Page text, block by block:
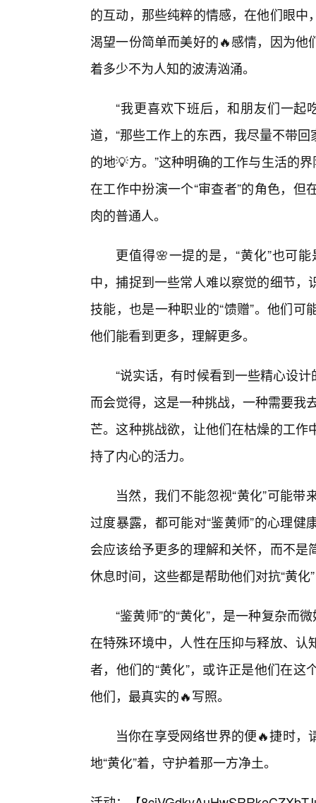
的互动，那些纯粹的情感，在他们眼
渴望一份简单而美好的🔥感情，因为
着多少不为人知的波涛汹涌。
“我更喜欢下班后，和朋友们一起
道，“那些工作上的东西，我尽量不带
的地💡方。”这种明确的工作与生活的
在工作中扮演一个“审查者”的角色，
肉的普通人。
更值得🌸一提的是，“黄化”也可
中，捕捉到一些常人难以察觉的细节
技能，也是一种职业的“馈赠”。他们
他们能看到更多，理解更多。
“说实话，有时候看到一些精心设计
而会觉得，这是一种挑战，一种需要我
芒。这种挑战欲，让他们在枯燥的工
持了内心的活力。
当然，我们不能忽视“黄化”可能
过度暴露，都可能对“鉴黄师”的心理
会应该给予更多的理解和关怀，而不
休息时间，这些都是帮助他们对抗“黄
“鉴黄师”的“黄化”，是一种复杂而
在特殊环境中，人性在压抑与释放、
者，他们的“黄化”，或许正是他们在
他们，最真实的🔥写照。
当你在享受网络世界的便🔥捷时
地“黄化”着，守护着那一方净土。